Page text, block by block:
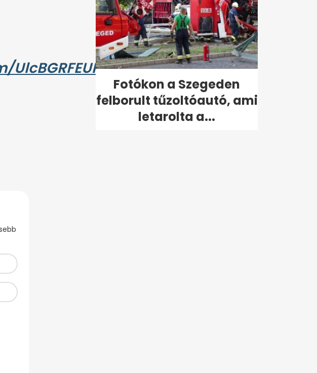
Fotókon a Szegeden
felborult tűzoltóautó, ami
letarolta a...